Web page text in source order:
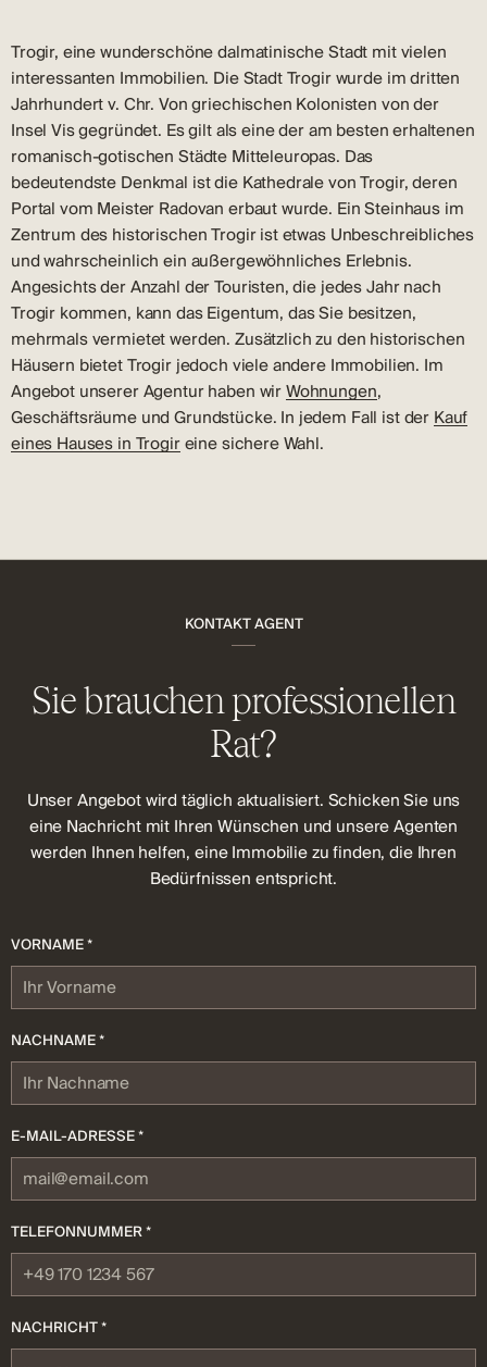
Trogir, eine wunderschöne dalmatinische Stadt mit vielen
interessanten Immobilien. Die Stadt Trogir wurde im dritten
Jahrhundert v. Chr. Von griechischen Kolonisten von der
Insel Vis gegründet. Es gilt als eine der am besten erhaltenen
romanisch-gotischen Städte Mitteleuropas. Das
bedeutendste Denkmal ist die Kathedrale von Trogir, deren
Portal vom Meister Radovan erbaut wurde. Ein Steinhaus im
Zentrum des historischen Trogir ist etwas Unbeschreibliches
und wahrscheinlich ein außergewöhnliches Erlebnis.
Angesichts der Anzahl der Touristen, die jedes Jahr nach
Trogir kommen, kann das Eigentum, das Sie besitzen,
mehrmals vermietet werden. Zusätzlich zu den historischen
Häusern bietet Trogir jedoch viele andere Immobilien. Im
Angebot unserer Agentur haben wirWohnungen,
Geschäftsräume und Grundstücke. In jedem Fall ist der Kauf
eines Hauses in Trogireine sichere Wahl.
KONTAKT AGENT
Sie brauchen professionellen
Rat?
Unser Angebot wird täglich aktualisiert. Schicken Sie uns
eine Nachricht mit Ihren Wünschen und unsere Agenten
werden Ihnen helfen, eine Immobilie zu finden, die Ihren
Bedürfnissen entspricht.
VORNAME *
NACHNAME *
E-MAIL-ADRESSE *
TELEFONNUMMER *
NACHRICHT *